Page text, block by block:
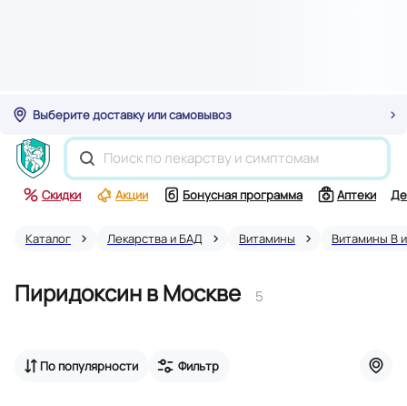
Выберите доставку или самовывоз
Скидки Акции Бонусная программа Аптеки
Каталог Лекарства и БАД Витамины Витамины В
Пиридоксин в Москве 5
По популярности Фильтр